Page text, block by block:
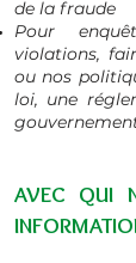
de la fraude
Pour
violations,
ou nos
loi, une
AVEC QUI